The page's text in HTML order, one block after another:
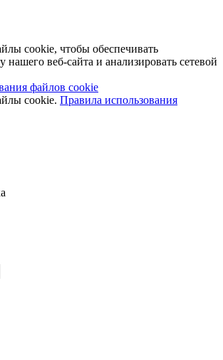
cookie, чтобы обеспечивать
нашего веб-сайта и анализировать сетевой
файлов cookie
cookie. Правила использования